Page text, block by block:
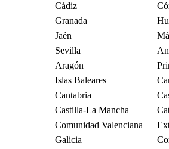
Cádiz
Granada
Jaén
Sevilla
Aragón
Islas Baleares
Cantabria
Castilla-La Mancha
Comunidad Valenciana
Galicia